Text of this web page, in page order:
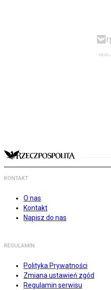
KONTAKT
O nas
Kontakt
Napisz do nas
REGULAMIN
Polityka Prywatności
Zmiana ustawień zgód
Regulamin serwisu